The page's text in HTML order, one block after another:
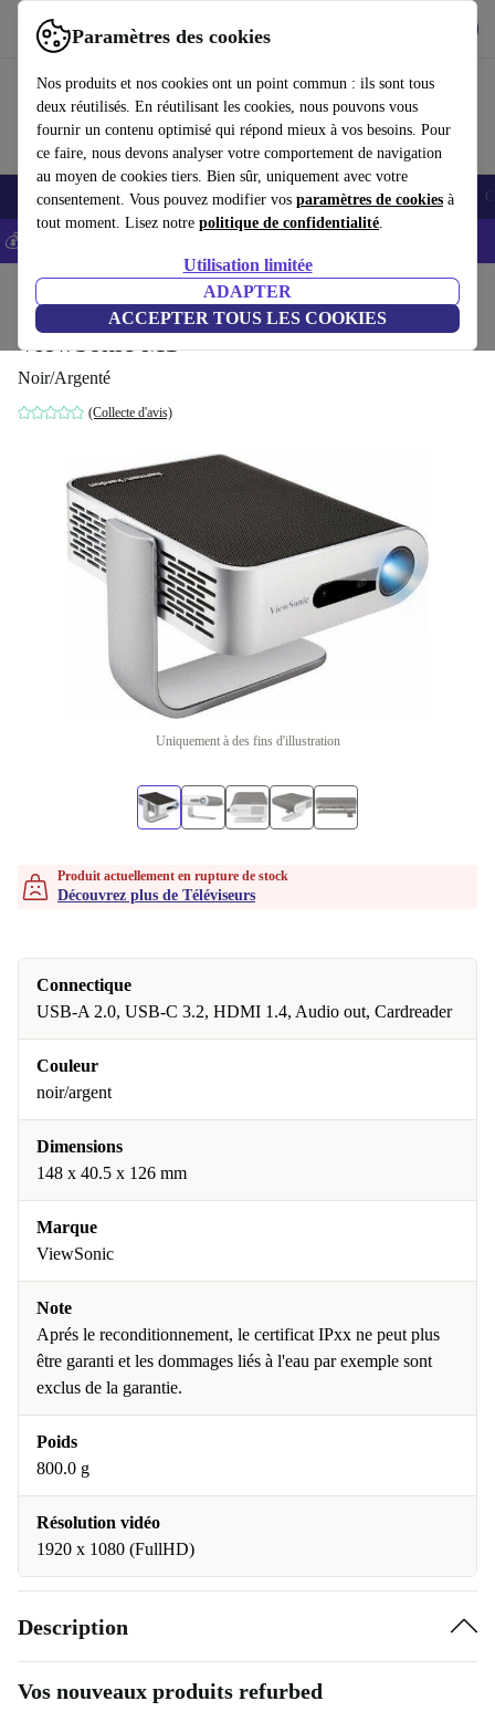
Paramètres des cookies
Nos produits et nos cookies ont un point commun : ils sont tous
deux réutilisés. En réutilisant les cookies, nous pouvons vous
fournir un contenu optimisé qui répond mieux à vos besoins. Pour
ce faire, nous devons analyser votre comportement de navigation
au moyen de cookies tiers. Bien sûr, uniquement avec votre
consentement. Vous pouvez modifier vos paramètres de cookies à
tout moment. Lisez notre politique de confidentialité.
Utilisation limitée
ADAPTER
ACCEPTER TOUS LES COOKIES
Utilisez refurbed rapidement et facilement
Smartphones Laptops Tablettes Montres connectées Accessoires
💰-5% EXTRA sur les iPhones – Code: IPHONEDEAL -
ViewSonic M1
Noir/Argenté
(Collecte d'avis)
Uniquement à des fins d'illustration
Produit actuellement en rupture de stock
Découvrez plus de Téléviseurs
Connectique
USB-A 2.0, USB-C 3.2, HDMI 1.4, Audio out, Cardreader
Couleur
noir/argent
Dimensions
148 x 40.5 x 126 mm
Marque
ViewSonic
Note
Aprés le reconditionnement, le certificat IPxx ne peut plus
être garanti et les dommages liés à l'eau par exemple sont
exclus de la garantie.
Poids
800.0 g
Résolution vidéo
1920 x 1080 (FullHD)
Description
Vos nouveaux produits refurbed